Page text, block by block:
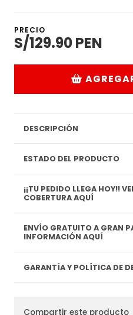
PRECIO
S/129.90 PEN
DESCRIPCIÓN
ESTADO DEL PRODUCTO
¡¡TU PEDIDO LLEGA HOY!! VER TÉRMINOS Y
COBERTURA AQUÍ
ENVÍO GRATUITO A GRAN
INFORMACIÓN AQUÍ
GARANTÍA Y POLÍTICA DE
Compartir este producto